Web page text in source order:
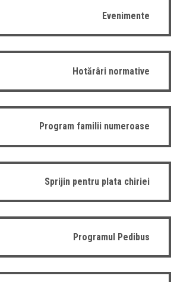
Evenimente
Hotărâri normative
Program familii numeroase
Sprijin pentru plata chiriei
Programul Pedibus